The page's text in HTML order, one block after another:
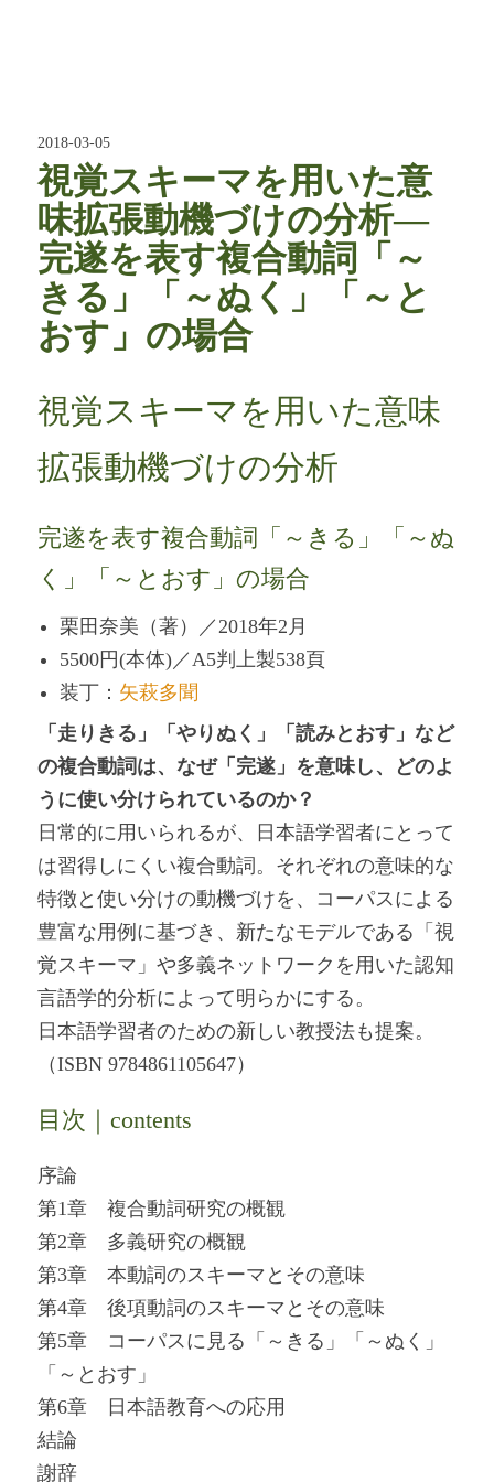
2018-03-05
視覚スキーマを用いた意
味拡張動機づけの分析―
完遂を表す複合動詞「～
きる」「～ぬく」「～と
おす」の場合
視覚スキーマを用いた意味
拡張動機づけの分析
完遂を表す複合動詞「～きる」「～ぬ
く」「～とおす」の場合
栗田奈美（著）／2018年2月
5500円(本体)／A5判上製538頁
装丁： 矢萩多聞
「走りきる」「やりぬく」「読みとおす」など
の複合動詞は、なぜ「完遂」を意味し、どのよ
うに使い分けられているのか？
日常的に用いられるが、日本語学習者にとって
は習得しにくい複合動詞。それぞれの意味的な
特徴と使い分けの動機づけを、コーパスによる
豊富な用例に基づき、新たなモデルである「視
覚スキーマ」や多義ネットワークを用いた認知
言語学的分析によって明らかにする。
日本語学習者のための新しい教授法も提案。
（ISBN 9784861105647）
目次｜contents
序論
第1章 複合動詞研究の概観
第2章 多義研究の概観
第3章 本動詞のスキーマとその意味
第4章 後項動詞のスキーマとその意味
第5章 コーパスに見る「～きる」「～ぬく」
「～とおす」
第6章 日本語教育への応用
結論
謝辞